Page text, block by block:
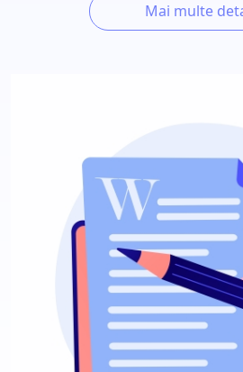
Mai multe